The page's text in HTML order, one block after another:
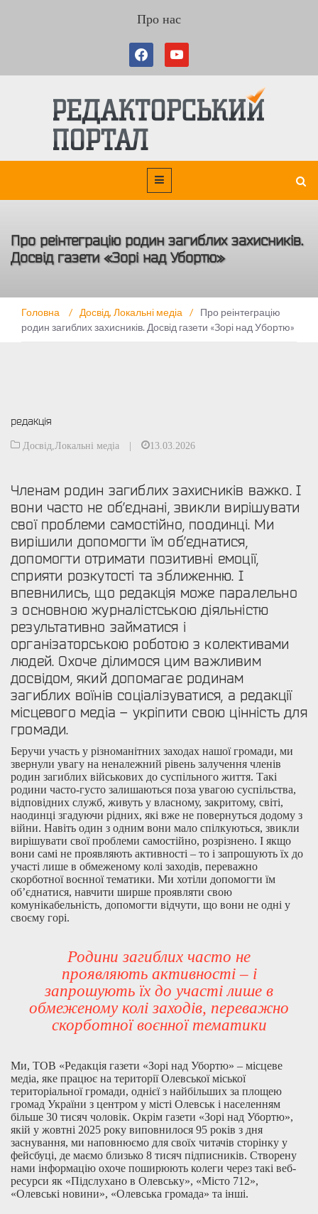
Про нас
Про реінтеграцію родин загиблих захисників.
Досвід газети «Зорі над Убортю»
Головна / Досвід, Локальні медіа /
Про реінтеграцію
родин загиблих захисників. Досвід газети «Зорі над Убортю»
редакція
Досвід,Локальні медіа 13.03.2026
Членам родин загиблих захисників важко. І
вони часто не об’єднані, звикли вирішувати
свої проблеми самостійно, поодинці. Ми
вирішили допомогти їм об’єднатися,
допомогти отримати позитивні емоції,
сприяти розкутості та зближенню. І
впевнились, що редакція може паралельно
з основною журналістською діяльністю
результативно займатися і
організаторською роботою з колективами
людей. Охоче ділимося цим важливим
досвідом, який допомагає родинам
загиблих воїнів соціалізуватися, а редакції
місцевого медіа – укріпити свою цінність для
громади.
Беручи участь у різноманітних заходах нашої громади, ми
звернули увагу на неналежний рівень залучення членів
родин загиблих військових до суспільного життя. Такі
родини часто-густо залишаються поза увагою суспільства,
відповідних служб, живуть у власному, закритому, світі,
наодинці згадуючи рідних, які вже не повернуться додому з
війни. Навіть один з одним вони мало спілкуються, звикли
вирішувати свої проблеми самостійно, розрізнено. І якщо
вони самі не проявляють активності – то і запрошують їх до
участі лише в обмеженому колі заходів, переважно
скорботної воєнної тематики. Ми хотіли допомогти їм
об’єднатися, навчити ширше проявляти свою
комунікабельність, допомогти відчути, що вони не одні у
своєму горі.
Родини загиблих часто не
проявляють активності – і
запрошують їх до участі лише в
обмеженому колі заходів, переважно
скорботної воєнної тематики
Ми, ТОВ «Редакція газети «Зорі над Убортю» – місцеве
медіа, яке працює на території Олевської міської
територіальної громади, однієї з найбільших за площею
громад України з центром у місті Олевськ і населенням
більше 30 тисяч чоловік. Окрім газети «Зорі над Убортю»,
якій у жовтні 2025 року виповнилося 95 років з дня
заснування, ми наповнюємо для своїх читачів сторінку у
фейсбуці, де маємо близько 8 тисяч підписників. Створену
нами інформацію охоче поширюють колеги через такі веб-
ресурси як «Підслухано в Олевську», «Місто 712»,
«Олевські новини», «Олевська громада» та інші.